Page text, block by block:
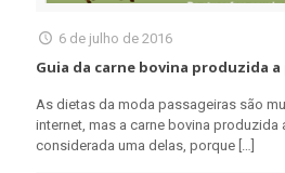
6 de julho de 2016
Guia da carne bovina produzida
As dietas da moda passageiras são
internet, mas a carne bovina
considerada uma delas, porque […]